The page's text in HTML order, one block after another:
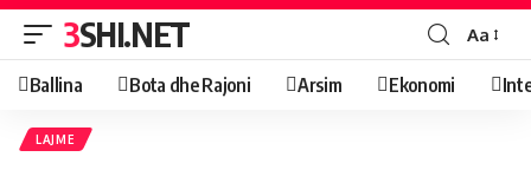
3SHI.NET Aa
Ballina Bota dhe Rajoni Arsim Ekonomi
LAJME